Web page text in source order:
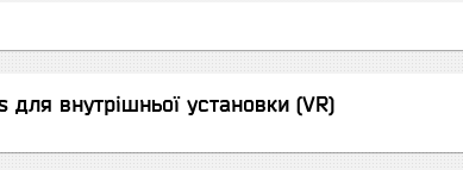
внутрішньої установки (VR)